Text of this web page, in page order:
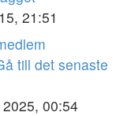
21:51
till det senaste
00:54